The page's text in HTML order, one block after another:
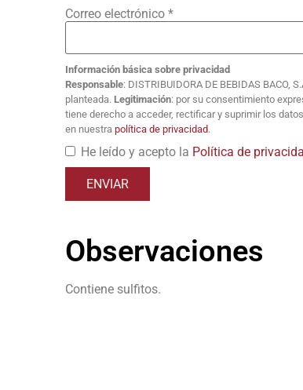
Correo electrónico *
Información básica sobre privacidad
Responsable: DISTRIBUIDORA DE BEBIDAS BACO,
planteada. Legitimación: por su consentimiento
tiene derecho a acceder, rectificar y suprimir los
en nuestra política de privacidad.
He leído y acepto la Política de
Observaciones
Contiene sulfitos.